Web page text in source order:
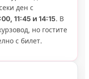
ден с
11:45 и 14:15. В
но гостите
с билет.